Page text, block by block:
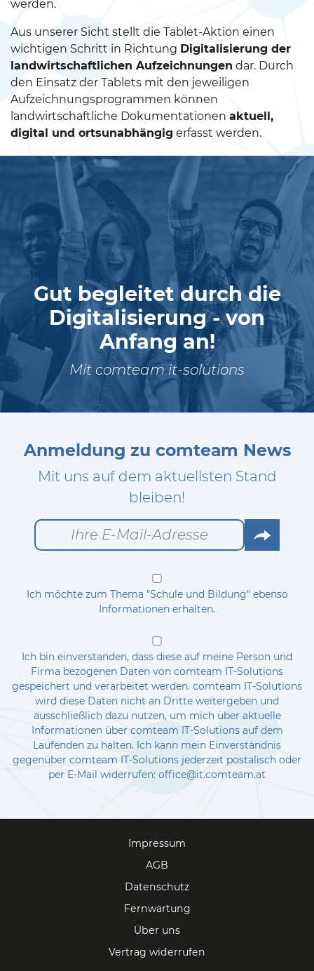
werden.
Aus unserer Sicht stellt die Tablet-Aktion einen
wichtigen Schritt in Richtung Digitalisierung der
landwirtschaftlichen Aufzeichnungen dar. Durch
den Einsatz der Tablets mit den jeweiligen
Aufzeichnungsprogrammen können
landwirtschaftliche Dokumentationen aktuell,
digital und ortsunabhängig erfasst werden.
Gut begleitet durch die
Digitalisierung - von
Anfang an!
Mit comteam it-solutions
Anmeldung zu comteam News
Mit uns auf dem aktuellsten Stand
bleiben!
Ich möchte zum Thema "Schule und Bildung" ebenso
Informationen erhalten.
Ich bin einverstanden, dass diese auf meine Person und
Firma bezogenen Daten von comteam IT-Solutions
gespeichert und verarbeitet werden. comteam IT-Solutions
wird diese Daten nicht an Dritte weitergeben und
ausschließlich dazu nutzen, um mich über aktuelle
Informationen über comteam IT-Solutions auf dem
Laufenden zu halten. Ich kann mein Einverständnis
gegenüber comteam IT-Solutions jederzeit postalisch oder
per E-Mail widerrufen: office@it.comteam.at
Go
Impressum
AGB
Datenschutz
Fernwartung
Über uns
Vertrag widerrufen